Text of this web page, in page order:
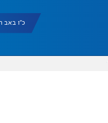
כ"ו באב